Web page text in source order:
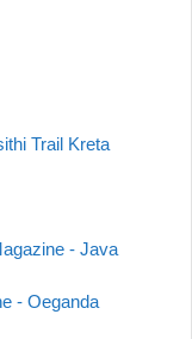
Trail Kreta
- Java
- Oeganda